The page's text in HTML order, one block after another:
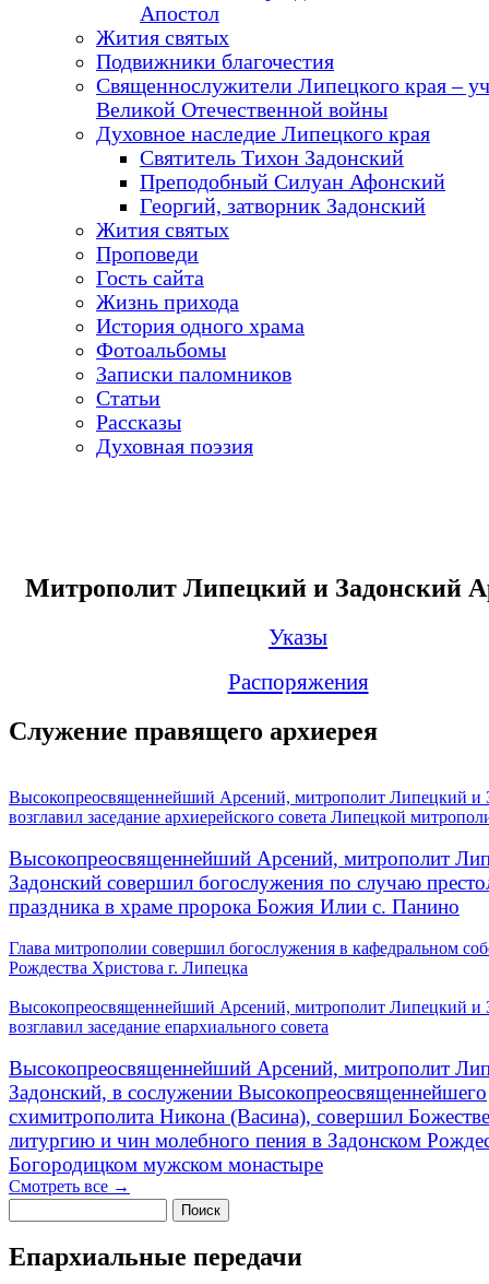
Апостол
Жития святых
Подвижники благочестия
Священнослужители Липецкого края –
Великой Отечественной войны
Духовное наследие Липецкого края
Святитель Тихон Задонский
Преподобный Силуан Афонский
Георгий, затворник Задонский
Жития святых
Проповеди
Гость сайта
Жизнь прихода
История одного храма
Фотоальбомы
Записки паломников
Статьи
Рассказы
Духовная поэзия
Митрополит Липецкий и Задонский
Указы
Распоряжения
Служение правящего архиерея
Высокопреосвященнейший Арсений, митрополит Липецкий и
возглавил заседание архиерейского совета Липецкой
Высокопреосвященнейший Арсений, митрополит
Задонский совершил богослужения по случаю
праздника в храме пророка Божия Илии с. Панино
Глава митрополии совершил богослужения в кафедральном
Рождества Христова г. Липецка
Высокопреосвященнейший Арсений, митрополит Липецкий и
возглавил заседание епархиального совета
Высокопреосвященнейший Арсений, митрополит
Задонский, в сослужении Высокопреосвященнейшего
схимитрополита Никона (Васина), совершил
литургию и чин молебного пения в Задонском
Богородицком мужском монастыре
Смотреть все →
Поиск
Епархиальные передачи